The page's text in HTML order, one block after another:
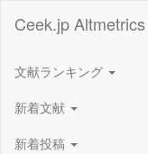
Ceek.jp
文献ランキング
新着文献
新着投稿